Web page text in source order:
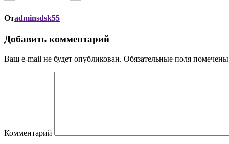
Отadminsdsk55
Добавить комментарий
Ваш e-mail не будет опубликован. Обязательные поля
Комментарий